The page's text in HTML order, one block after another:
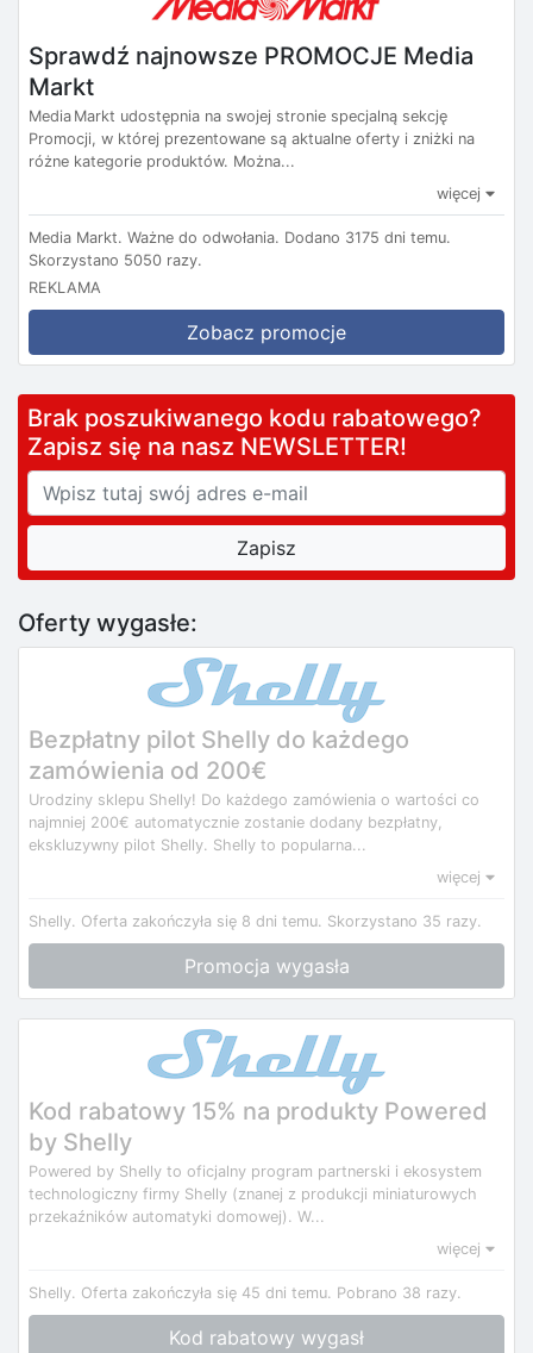
Sprawdź najnowsze PROMOCJE Media
Markt
Media Markt udostępnia na swojej stronie specjalną sekcję
Promocji, w której prezentowane są aktualne oferty i zniżki na
różne kategorie produktów. Można...
więcej
Media Markt. Ważne do odwołania. Dodano 3175 dni temu.
Skorzystano 5050 razy.
REKLAMA
Zobacz promocje
Brak poszukiwanego kodu rabatowego?
Zapisz się na nasz NEWSLETTER!
Oferty wygasłe:
Bezpłatny pilot Shelly do każdego
zamówienia od 200€
Urodziny sklepu Shelly! Do każdego zamówienia o wartości co
najmniej 200€ automatycznie zostanie dodany bezpłatny,
ekskluzywny pilot Shelly. Shelly to popularna...
więcej
Shelly. Oferta zakończyła się 8 dni temu. Skorzystano 35 razy.
Promocja wygasła
Kod rabatowy 15% na produkty Powered
by Shelly
Powered by Shelly to oficjalny program partnerski i ekosystem
technologiczny firmy Shelly (znanej z produkcji miniaturowych
przekaźników automatyki domowej). W...
więcej
Shelly. Oferta zakończyła się 45 dni temu. Pobrano 38 razy.
Kod rabatowy wygasł